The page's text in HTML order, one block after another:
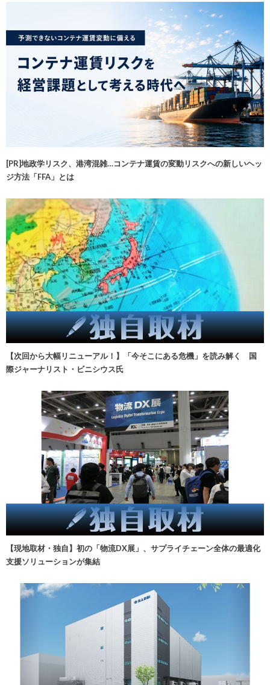
[PR]地政学リスク、港湾混雑…コンテナ運賃の変動リスクへの新しいヘッ
ジ方法「FFA」とは
【次回から大幅リニューアル！】「今そこにある危機」を読み解く 国
際ジャーナリスト・ビニシウス氏
【現地取材・独自】初の「物流DX展」、サプライチェーン全体の最適化
支援ソリューションが集結